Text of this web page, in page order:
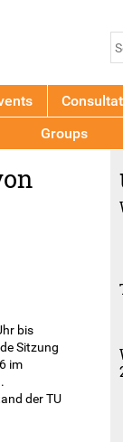
bis
Sitzung
im
der TU
Groups